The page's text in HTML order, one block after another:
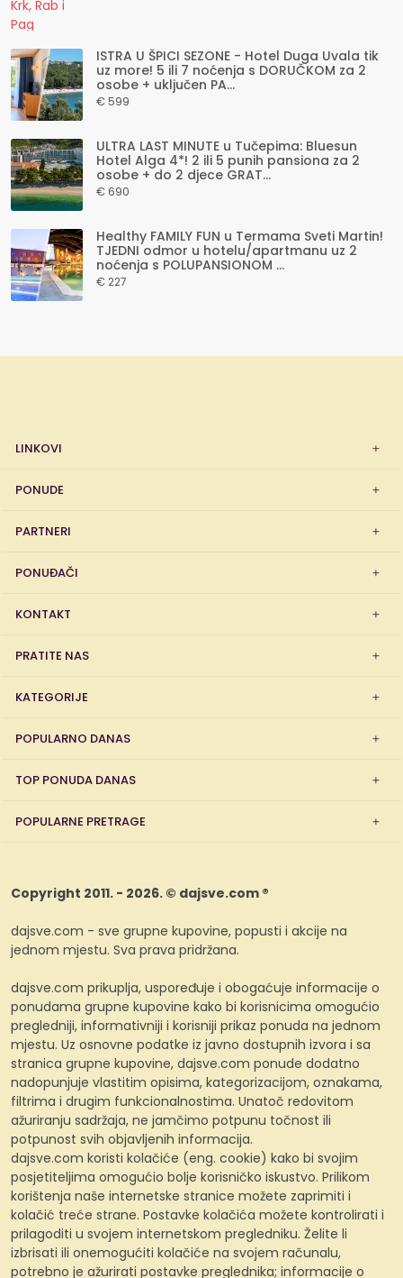
ISTRA U ŠPICI SEZONE - Hotel Duga Uvala tik
uz more! 5 ili 7 noćenja s DORUČKOM za 2
osobe + uključen PA...
€ 599
ULTRA LAST MINUTE u Tučepima: Bluesun
Hotel Alga 4*! 2 ili 5 punih pansiona za 2
osobe + do 2 djece GRAT...
€ 690
Healthy FAMILY FUN u Termama Sveti Martin!
TJEDNI odmor u hotelu/apartmanu uz 2
noćenja s POLUPANSIONOM ...
€ 227
LINKOVI
PONUDE
PARTNERI
PONUĐAČI
KONTAKT
PRATITE NAS
KATEGORIJE
POPULARNO DANAS
TOP PONUDA DANAS
POPULARNE PRETRAGE
Copyright 2011. - 2026. © dajsve.com ®
dajsve.com - sve grupne kupovine, popusti i akcije na
jednom mjestu. Sva prava pridržana.
dajsve.com prikuplja, uspoređuje i obogaćuje informacije o
ponudama grupne kupovine kako bi korisnicima omogućio
pregledniji, informativniji i korisniji prikaz ponuda na jednom
mjestu. Uz osnovne podatke iz javno dostupnih izvora i sa
stranica grupne kupovine, dajsve.com ponude dodatno
nadopunjuje vlastitim opisima, kategorizacijom, oznakama,
filtrima i drugim funkcionalnostima. Unatoč redovitom
ažuriranju sadržaja, ne jamčimo potpunu točnost ili
potpunost svih objavljenih informacija.
dajsve.com koristi kolačiće (eng. cookie) kako bi svojim
posjetiteljima omogućio bolje korisničko iskustvo. Prilikom
korištenja naše internetske stranice možete zaprimiti i
kolačić treće strane. Postavke kolačića možete kontrolirati i
prilagoditi u svojem internetskom pregledniku. Želite li
izbrisati ili onemogućiti kolačiće na svojem računalu,
potrebno je ažurirati postavke preglednika; informacije o